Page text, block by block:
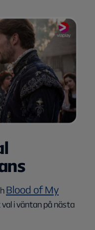
Blood of My
i väntan på nästa